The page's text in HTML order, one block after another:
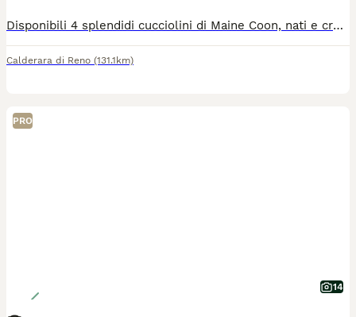
Disponibili 4 splendidi cucciolini di Maine Coon, nati e cresciuti in ambiente familiare. Quando: Cedibili da Fine luglio . Salute: Consegnati con libretto sanitario, sverminati e con primo vaccino. Genitori: Visibili in loco (cuccioli ceduti senza pedigree). Per informazioni, foto o prenotazioni, contattami in privato!
Calderara di Reno (131.1km)
PRO
14